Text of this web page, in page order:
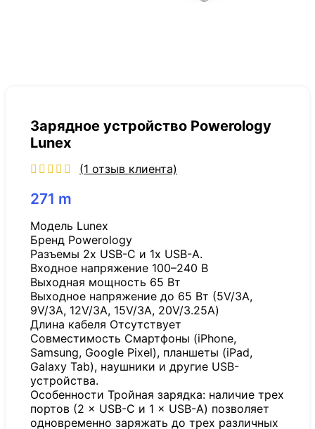
Зарядное устройство Powerology
Lunex
(1 отзыв клиента)
271 m
Модель Lunex
Бренд Powerology
Разъемы 2x USB-C и 1x USB-A.
Входное напряжение 100–240 В
Выходная мощность 65 Вт
Выходное напряжение до 65 Вт (5V/3A,
9V/3A, 12V/3A, 15V/3A, 20V/3.25A)
Длина кабеля Отсутствует
Совместимость Смартфоны (iPhone,
Samsung, Google Pixel), планшеты (iPad,
Galaxy Tab), наушники и другие USB-
устройства.
Особенности Тройная зарядка: наличие трех
портов (2 × USB-C и 1 × USB-A) позволяет
одновременно заряжать до трех различных